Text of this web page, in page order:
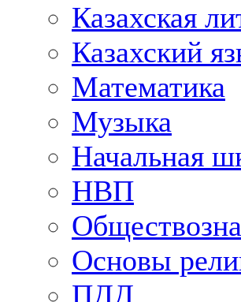
Казахская
Казахский
Математика
Музыка
Начальная
НВП
Основы
ПДД